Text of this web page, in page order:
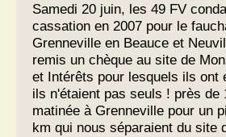
Samedi 20 juin, les 49 FV
cassation en 2007 pour le
Grenneville en Beauce et
remis un chèque au site de
et Intérêts pour lesquels ils ont
ils n'étaient pas seuls ! près
matinée à Grenneville pour un
km qui nous séparaient du site